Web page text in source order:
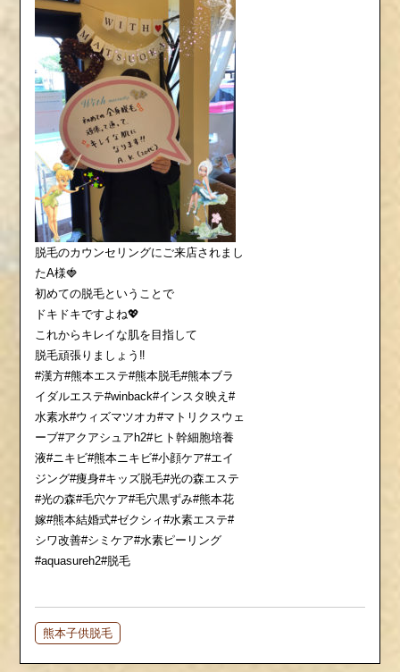
脱毛のカウンセリングにご来店されまし
たA様🍓
初めての脱毛ということで
ドキドキですよね💖
これからキレイな肌を目指して
脱毛頑張りましょう‼️
#漢方#熊本エステ#熊本脱毛#熊本ブラ
イダルエステ#winback#インスタ映え#
水素水#ウィズマツオカ#マトリクスウェ
ーブ#アクアシュアh2#ヒト幹細胞培養
液#ニキビ#熊本ニキビ#小顔ケア#エイ
ジング#痩身#キッズ脱毛#光の森エステ
#光の森#毛穴ケア#毛穴黒ずみ#熊本花
嫁#熊本結婚式#ゼクシィ#水素エステ#
シワ改善#シミケア#水素ピーリング
#aquasureh2#脱毛
熊本子供脱毛